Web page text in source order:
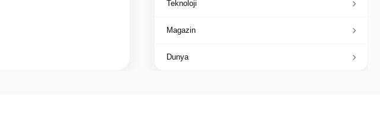
Teknoloji
Magazin
Dunya